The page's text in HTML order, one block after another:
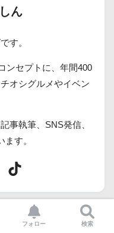
ん
す。
ンセプトに、年間400
オシグルメやイベン
事執筆、SNS発信、
す。
フォロー 検索